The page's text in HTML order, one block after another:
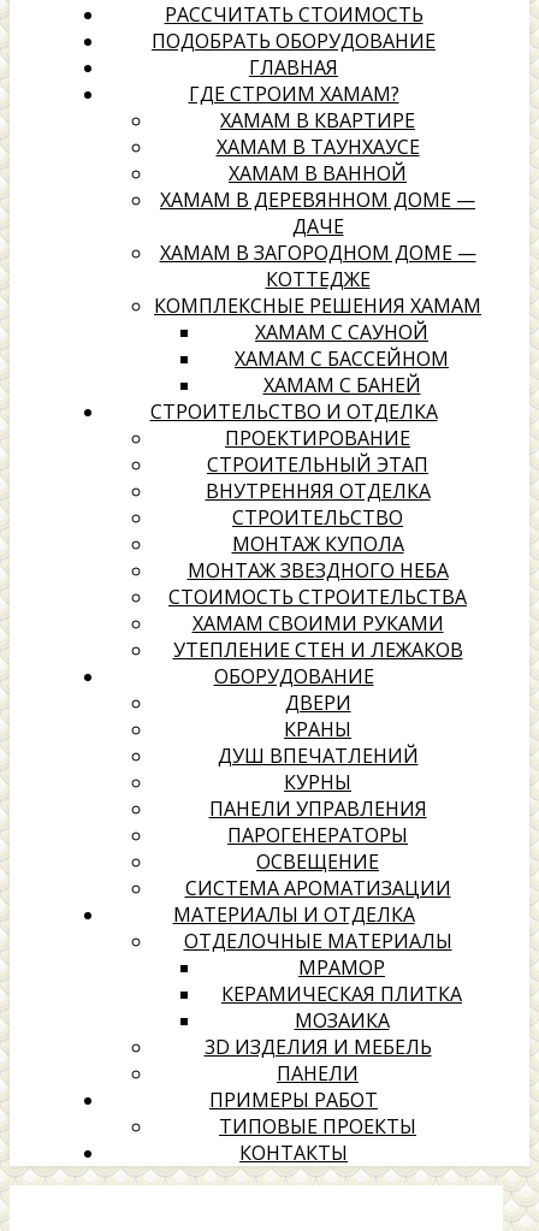
РАССЧИТАТЬ СТОИМОСТЬ
ПОДОБРАТЬ ОБОРУДОВАНИЕ
ГЛАВНАЯ
ГДЕ СТРОИМ ХАМАМ?
ХАМАМ В КВАРТИРЕ
ХАМАМ В ТАУНХАУСЕ
ХАМАМ В ВАННОЙ
ХАМАМ В ДЕРЕВЯННОМ ДОМЕ —
ДАЧЕ
ХАМАМ В ЗАГОРОДНОМ ДОМЕ —
КОТТЕДЖЕ
КОМПЛЕКСНЫЕ РЕШЕНИЯ ХАМАМ
ХАМАМ С САУНОЙ
ХАМАМ С БАССЕЙНОМ
ХАМАМ С БАНЕЙ
СТРОИТЕЛЬСТВО И ОТДЕЛКА
ПРОЕКТИРОВАНИЕ
СТРОИТЕЛЬНЫЙ ЭТАП
ВНУТРЕННЯЯ ОТДЕЛКА
СТРОИТЕЛЬСТВО
МОНТАЖ КУПОЛА
МОНТАЖ ЗВЕЗДНОГО НЕБА
СТОИМОСТЬ СТРОИТЕЛЬСТВА
ХАМАМ СВОИМИ РУКАМИ
УТЕПЛЕНИЕ СТЕН И ЛЕЖАКОВ
ОБОРУДОВАНИЕ
ДВЕРИ
КРАНЫ
ДУШ ВПЕЧАТЛЕНИЙ
КУРНЫ
ПАНЕЛИ УПРАВЛЕНИЯ
ПАРОГЕНЕРАТОРЫ
ОСВЕЩЕНИЕ
СИСТЕМА АРОМАТИЗАЦИИ
МАТЕРИАЛЫ И ОТДЕЛКА
ОТДЕЛОЧНЫЕ МАТЕРИАЛЫ
МРАМОР
КЕРАМИЧЕСКАЯ ПЛИТКА
МОЗАИКА
3D ИЗДЕЛИЯ И МЕБЕЛЬ
ПАНЕЛИ
ПРИМЕРЫ РАБОТ
ТИПОВЫЕ ПРОЕКТЫ
КОНТАКТЫ